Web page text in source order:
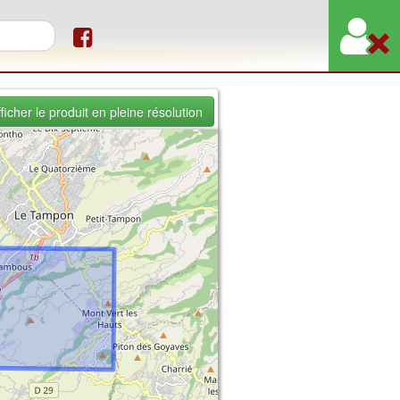
de recherche
le produit en pleine résolution